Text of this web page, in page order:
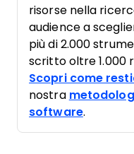
risorse nella
audience a
più di 2.000
scritto oltre 1.000
Scopri come
nostra
software.